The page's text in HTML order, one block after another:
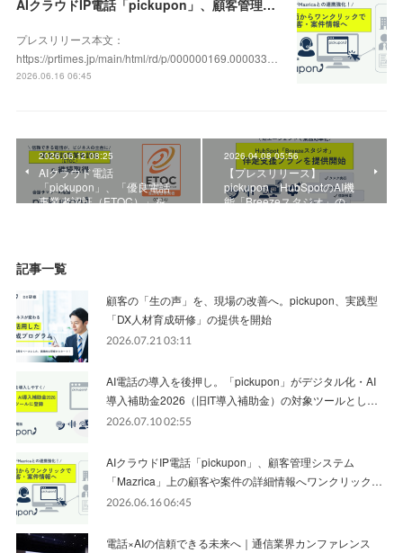
AIクラウドIP電話「pickupon」、顧客管理システム「Mazrica」上の顧客や案件の詳細情報へワンクリックで遷移できる新機能を追加
プレスリリース本文：
https://prtimes.jp/main/html/rd/p/000000169.000033…
2026.06.16 06:45
2026.06.12 08:25
AIクラウド電話
「pickupon」、「優良電話
事業者認証（ETOC）」を…
2026.04.08 05:56
【プレスリリース】
pickupon、HubSpotのAI機
能「Breezeスタジオ」の…
記事一覧
顧客の「生の声」を、現場の改善へ。pickupon、実践型
「DX人材育成研修」の提供を開始
2026.07.21 03:11
AI電話の導入を後押し。「pickupon」がデジタル化・AI
導入補助金2026（旧IT導入補助金）の対象ツールとし…
2026.07.10 02:55
AIクラウドIP電話「pickupon」、顧客管理システム
「Mazrica」上の顧客や案件の詳細情報へワンクリック…
2026.06.16 06:45
電話×AIの信頼できる未来へ｜通信業界カンファレンス